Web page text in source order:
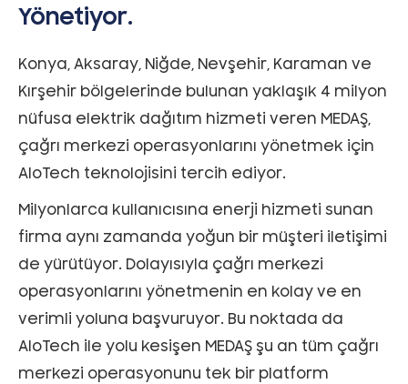
Yönetiyor.
Konya, Aksaray, Niğde, Nevşehir, Karaman ve
Kırşehir bölgelerinde bulunan yaklaşık 4 milyon
nüfusa elektrik dağıtım hizmeti veren MEDAŞ,
çağrı merkezi operasyonlarını yönetmek için
AloTech teknolojisini tercih ediyor.
Milyonlarca kullanıcısına enerji hizmeti sunan
firma aynı zamanda yoğun bir müşteri iletişimi
de yürütüyor. Dolayısıyla çağrı merkezi
operasyonlarını yönetmenin en kolay ve en
verimli yoluna başvuruyor. Bu noktada da
AloTech ile yolu kesişen MEDAŞ şu an tüm çağrı
merkezi operasyonunu tek bir platform